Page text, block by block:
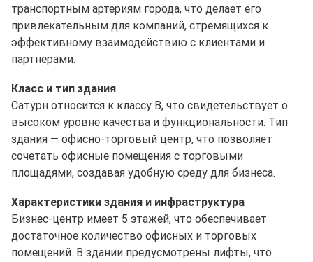
транспортным артериям города, что делает его
привлекательным для компаний, стремящихся к
эффективному взаимодействию с клиентами и
партнерами.
Класс и тип здания
Сатурн относится к классу B, что свидетельствует о
высоком уровне качества и функциональности. Тип
здания — офисно-торговый центр, что позволяет
сочетать офисные помещения с торговыми
площадями, создавая удобную среду для бизнеса.
Характеристики здания и инфраструктура
Бизнес-центр имеет 5 этажей, что обеспечивает
достаточное количество офисных и торговых
помещений. В здании предусмотрены лифты, что